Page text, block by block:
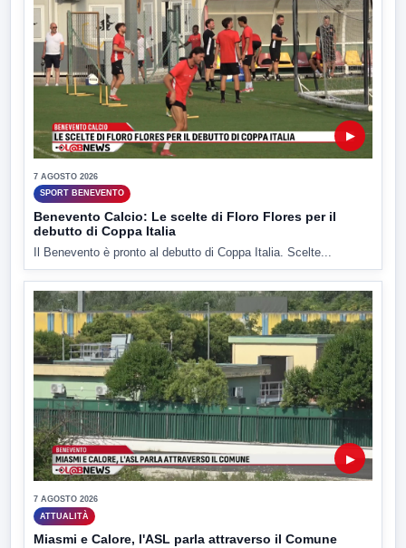
▶
7 AGOSTO 2026
SPORT BENEVENTO
Benevento Calcio: Le scelte di Floro Flores per il
debutto di Coppa Italia
Il Benevento è pronto al debutto di Coppa Italia. Scelte...
▶
7 AGOSTO 2026
ATTUALITÀ
Miasmi e Calore, l'ASL parla attraverso il Comune